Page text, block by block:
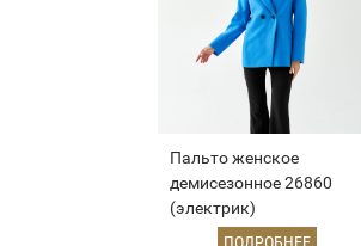
Пальто женское
демисезонное 26860
(электрик)